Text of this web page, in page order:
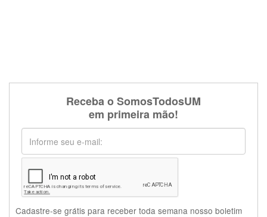
Receba o SomosTodosUM
em primeira mão!
Cadastre-se grátis para receber toda semana nosso boletim